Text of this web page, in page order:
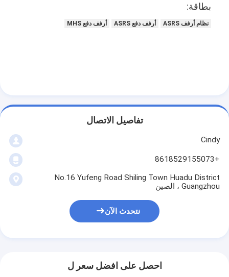
نظام استرجاع التخزين الآلي
نظام مناولة المواد الآلي
أنظمة فرز الناقل
WMS WCS
مستودع مصعد
بطاقة:
نظام أرفف ASRS أرفف دفع ASRS أرفف دفع MHS
تفاصيل الاتصال
Cindy
+8618529155073
No.16 Yufeng Road Shiling Town Huadu District
Guangzhou ، الصين
نتحدث الآن
احصل على افضل سعر ل